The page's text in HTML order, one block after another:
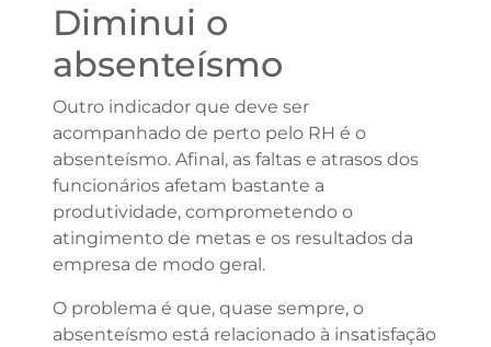
Diminui o
absenteísmo
Outro indicador que deve ser
acompanhado de perto pelo RH é o
absenteísmo. Afinal, as faltas e atrasos dos
funcionários afetam bastante a
produtividade, comprometendo o
atingimento de metas e os resultados da
empresa de modo geral.
O problema é que, quase sempre, o
absenteísmo está relacionado à insatisfação